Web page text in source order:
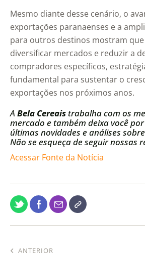
Mesmo diante desse cenário, o
exportações paranaenses e a
para outros destinos mostram
diversificar mercados e reduzir a
compradores específicos,
fundamental para sustentar o
exportações nos próximos anos.
A Bela Cereais trabalha com os
mercado e também deixa você
últimas novidades e análises
Não se esqueça de seguir nossas
Acessar Fonte da Notícia
ANTERIOR